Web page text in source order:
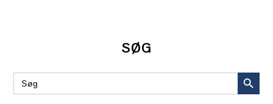
SØG
Search
for:
SEARCH